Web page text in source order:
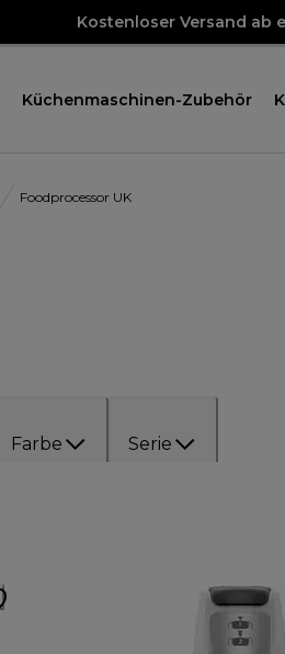
Kostenloser Versand ab
Küchenmaschinen-Zubehör
Foodprocessor UK
Farbe Serie